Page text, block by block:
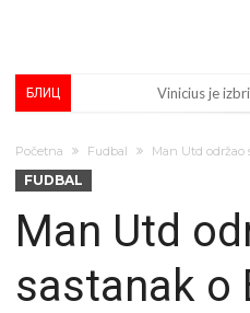
БЛИЦ Vinicius je
Predsjednik
Ronaldo
Početna Fudbal Man Utd održao
FUDBAL
Man Utd
sastanak o